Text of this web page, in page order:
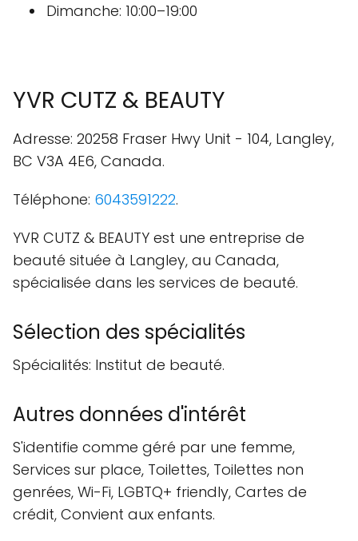
Dimanche: 10:00–19:00
YVR CUTZ & BEAUTY
Adresse: 20258 Fraser Hwy Unit - 104, Langley,
BC V3A 4E6, Canada.
Téléphone: 6043591222.
YVR CUTZ & BEAUTY est une entreprise de
beauté située à Langley, au Canada,
spécialisée dans les services de beauté.
Sélection des spécialités
Spécialités: Institut de beauté.
Autres données d'intérêt
S'identifie comme géré par une femme,
Services sur place, Toilettes, Toilettes non
genrées, Wi-Fi, LGBTQ+ friendly, Cartes de
crédit, Convient aux enfants.